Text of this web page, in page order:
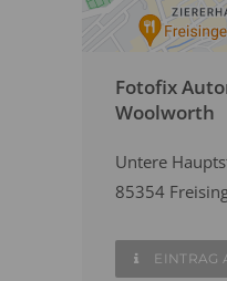
Fotofix
Woolworth
Untere
85354
EINTRAG